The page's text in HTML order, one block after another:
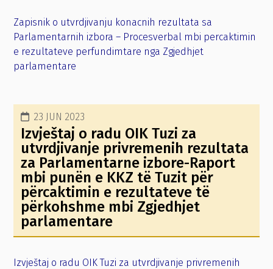
Zapisnik o utvrdjivanju konacnih rezultata sa
Parlamentarnih izbora – Procesverbal mbi percaktimin
e rezultateve perfundimtare nga Zgjedhjet
parlamentare
23 JUN 2023
Izvještaj o radu OIK Tuzi za
utvrdjivanje privremenih rezultata
za Parlamentarne izbore-Raport
mbi punën e KKZ të Tuzit për
përcaktimin e rezultateve të
përkohshme mbi Zgjedhjet
parlamentare
Izvještaj o radu OIK Tuzi za utvrdjivanje privremenih